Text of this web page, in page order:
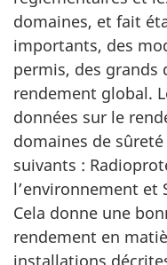
domaines, et fait
importants, des
permis, des grands
rendement global.
données sur le
domaines de
suivants :
l’environnement et
Cela donne une
rendement en
installations